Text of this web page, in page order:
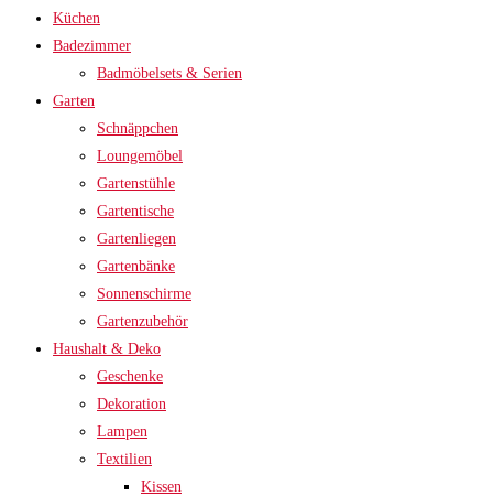
Küchen
Badezimmer
Badmöbelsets & Serien
Garten
Schnäppchen
Loungemöbel
Gartenstühle
Gartentische
Gartenliegen
Gartenbänke
Sonnenschirme
Gartenzubehör
Haushalt & Deko
Geschenke
Dekoration
Lampen
Textilien
Kissen